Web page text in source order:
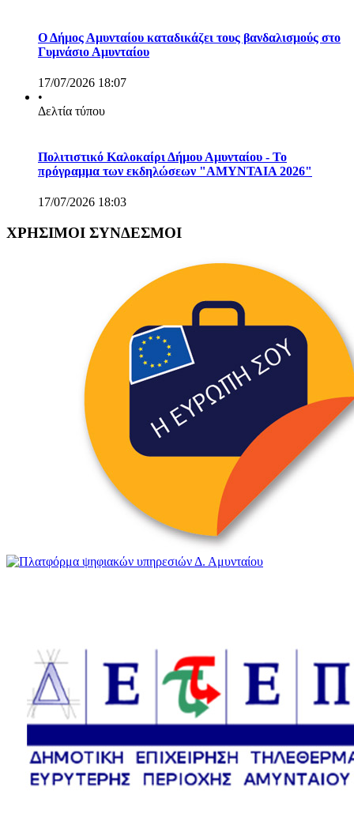
Ο Δήμος Αμυνταίου καταδικάζει τους βανδαλισμούς στο
Γυμνάσιο Αμυνταίου
17/07/2026 18:07
•
Δελτία τύπου
Πολιτιστικό Καλοκαίρι Δήμου Αμυνταίου - Το
πρόγραμμα των εκδηλώσεων "ΑΜΥΝΤΑΙΑ 2026"
17/07/2026 18:03
ΧΡΗΣΙΜΟΙ ΣΥΝΔΕΣΜΟΙ